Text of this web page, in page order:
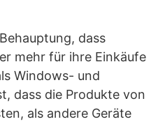
dass
mehr für ihre Einkäufe
Windows- und
dass die Produkte von
als andere Geräte